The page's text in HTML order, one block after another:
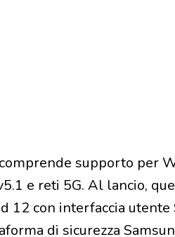
supporto per
e reti 5G. Al lancio,
12 con interfaccia utente
di sicurezza